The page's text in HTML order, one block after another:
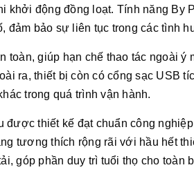
khởi động đồng loạt. Tính năng By
đảm bảo sự liên tục trong các tình
toàn, giúp hạn chế thao tác ngoài ý
ra, thiết bị còn có cổng sạc USB
trong quá trình vận hành.
được thiết kế đạt chuẩn công
tương thích rộng rãi với hầu hết
góp phần duy trì tuổi thọ cho toàn